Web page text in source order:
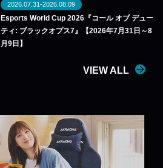
2026.07.31-2026.08.09
Esports World Cup 2026『コール オブ デュー
ティ: ブラックオプス7』【2026年7月31日～8
月9日】
VIEW ALL